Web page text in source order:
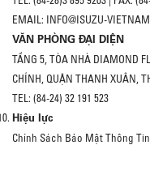
EMAIL: INFO@ISUZU-
VĂN PHÒNG ĐẠI DIỆN
TẦNG 5, TÒA NHÀ DIAMOND
CHÍNH, QUẬN THANH XUÂN,
TEL: (84-24) 32 191 523
Hiệu lực
Chính Sách Bảo Mật Thông